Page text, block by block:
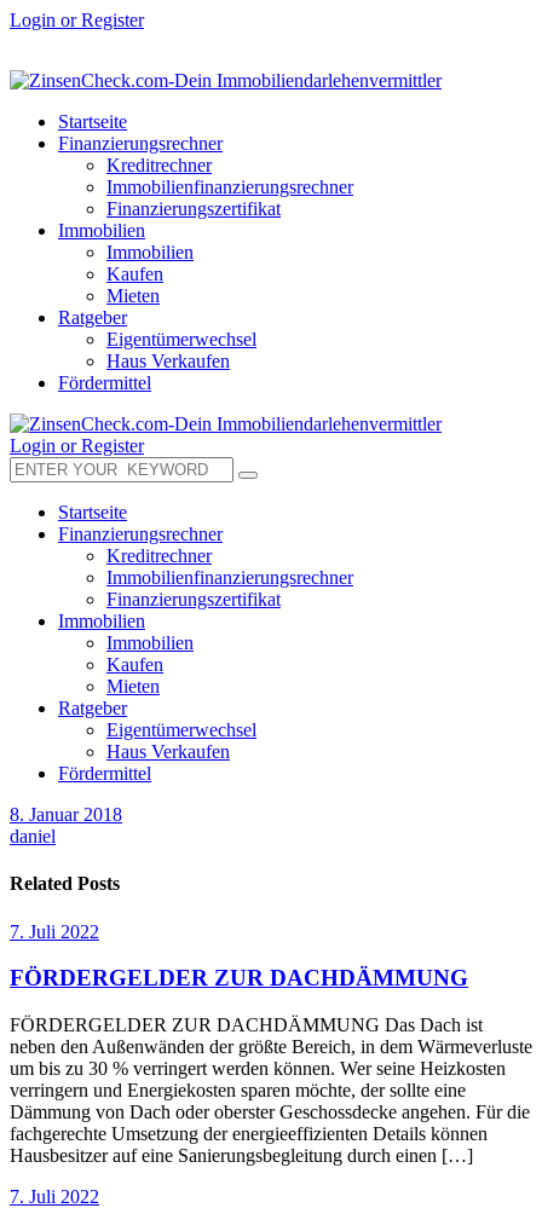
Login or Register
Startseite
Finanzierungsrechner
Kreditrechner
Immobilienfinanzierungsrechner
Finanzierungszertifikat
Immobilien
Immobilien
Kaufen
Mieten
Ratgeber
Eigentümerwechsel
Haus Verkaufen
Fördermittel
Login or Register
Startseite
Finanzierungsrechner
Kreditrechner
Immobilienfinanzierungsrechner
Finanzierungszertifikat
Immobilien
Immobilien
Kaufen
Mieten
Ratgeber
Eigentümerwechsel
Haus Verkaufen
Fördermittel
8. Januar 2018
daniel
Related Posts
7. Juli 2022
FÖRDERGELDER ZUR DACHDÄMMUNG
FÖRDERGELDER ZUR DACHDÄMMUNG Das Dach ist
neben den Außenwänden der größte Bereich, in dem Wärmeverluste
um bis zu 30 % verringert werden können. Wer seine Heizkosten
verringern und Energiekosten sparen möchte, der sollte eine
Dämmung von Dach oder oberster Geschossdecke angehen. Für die
fachgerechte Umsetzung der energieeffizienten Details können
Hausbesitzer auf eine Sanierungsbegleitung durch einen […]
7. Juli 2022